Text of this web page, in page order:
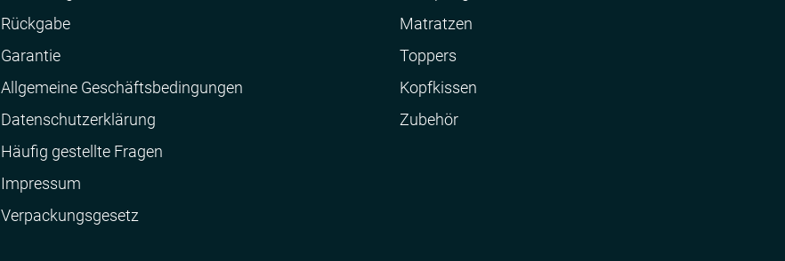
Rückgabe
Garantie
Allgemeine Geschäftsbedingungen
Datenschutzerklärung
Häufig gestellte Fragen
Impressum
Verpackungsgesetz
Matratzen
Toppers
Kopfkissen
Zubehör